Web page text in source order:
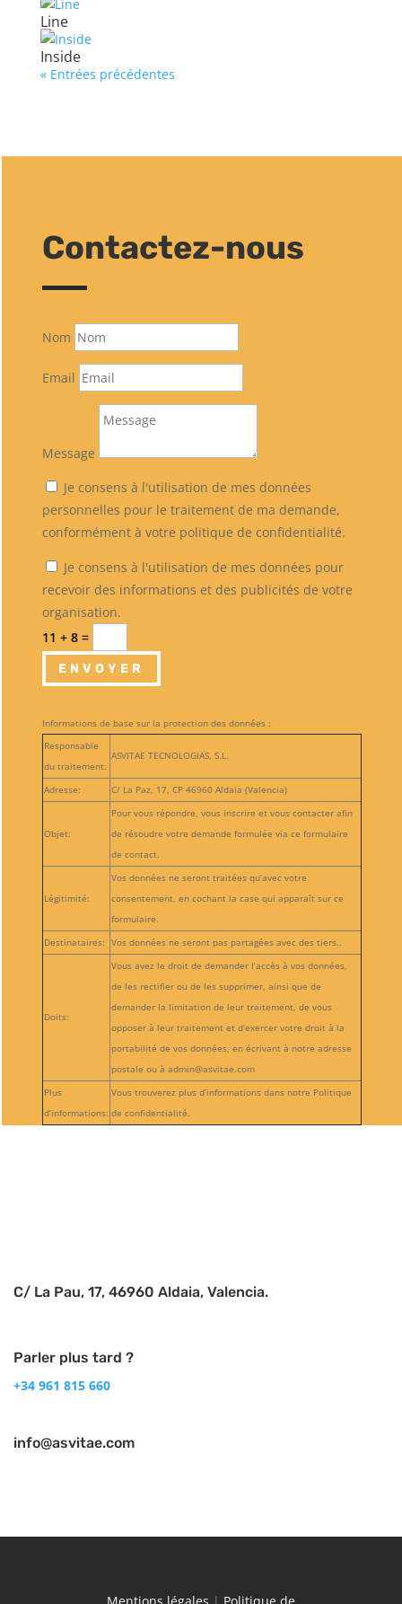
Line
Inside
« Entrées précédentes
Contactez-nous
Nom
Email
Message
Je consens à l'utilisation de mes données
personnelles pour le traitement de ma demande,
conformément à votre politique de confidentialité.
Je consens à l'utilisation de mes données pour
recevoir des informations et des publicités de votre
organisation.
11 + 8=
ENVOYER
Informations de base sur la protection des données :
Responsable
du traitement:
ASVITAE TECNOLOGIAS, S.L.
Adresse: C/ La Paz, 17, CP 46960 Aldaia (Valencia)
Objet:
Pour vous répondre, vous inscrire et vous contacter afin
de résoudre votre demande formulée via ce formulaire
de contact.
Légitimité:
Vos données ne seront traitées qu’avec votre
consentement, en cochant la case qui apparaît sur ce
formulaire.
Destinataires: Vos données ne seront pas partagées avec des tiers..
Doits:
Vous avez le droit de demander l’accès à vos données,
de les rectifier ou de les supprimer, ainsi que de
demander la limitation de leur traitement, de vous
opposer à leur traitement et d’exercer votre droit à la
portabilité de vos données, en écrivant à notre adresse
postale ou à admin@asvitae.com
Plus
d’informations:
Vous trouverez plus d’informations dans notre Politique
de confidentialité.
C/ La Pau, 17, 46960 Aldaia, Valencia.
Parler plus tard ?
+34 961 815 660
info@asvitae.com